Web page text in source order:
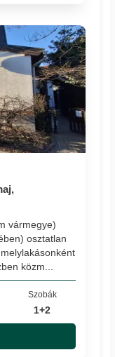
vármegye)
osztatlan
közm...
Szobák
1+2